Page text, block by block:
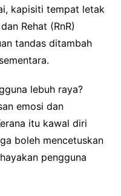
kapisiti tempat letak
Rehat (RnR)
tandas ditambah
lebuh raya?
emosi dan
itu kawal diri
boleh mencetuskan
pengguna